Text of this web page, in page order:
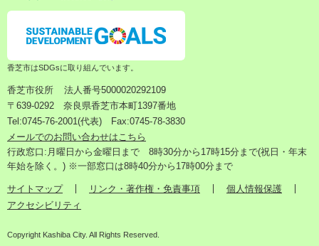
香芝市はSDGsに取り組んでいます。
香芝市役所
法人番号5000020292109
〒639-0292 奈良県香芝市本町1397番地
Tel:0745-76-2001(代表) Fax:0745-78-3830
メールでのお問い合わせはこちら
行政窓口:月曜日から金曜日まで 8時30分から17時15分まで(祝日・年末
年始を除く。) ※一部窓口は8時40分から17時00分まで
サイトマップ リンク・著作権・免責事項
個人情報保護
アクセシビリティ
Copyright Kashiba City. All Rights Reserved.